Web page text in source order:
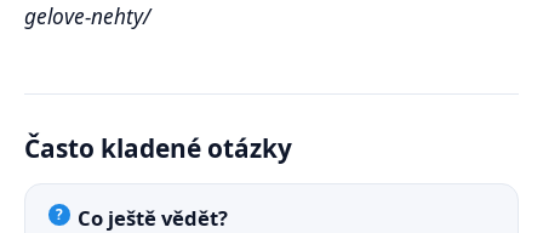
gelove-nehty/
Často kladené otázky
Co ještě vědět?